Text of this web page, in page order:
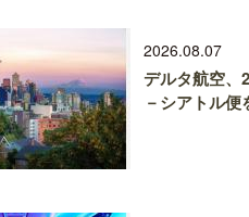
2026.08.07
デルタ航空、
－シアトル便